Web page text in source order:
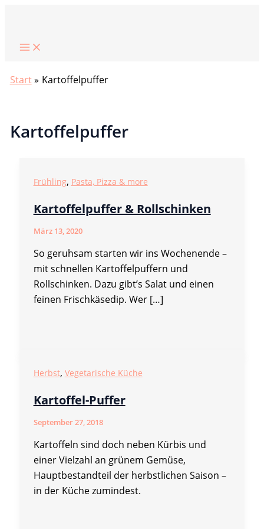
springen
Start Kartoffelpuffer
Kartoffelpuffer
Frühling, Pasta, Pizza & more
Kartoffelpuffer & Rollschinken
März 13, 2020
So geruhsam starten wir ins Wochenende –
mit schnellen Kartoffelpuffern und
Rollschinken. Dazu gibt’s Salat und einen
feinen Frischkäsedip. Wer […]
Herbst, Vegetarische Küche
Kartoffel-Puffer
September 27, 2018
Kartoffeln sind doch neben Kürbis und
einer Vielzahl an grünem Gemüse,
Hauptbestandteil der herbstlichen Saison –
in der Küche zumindest.